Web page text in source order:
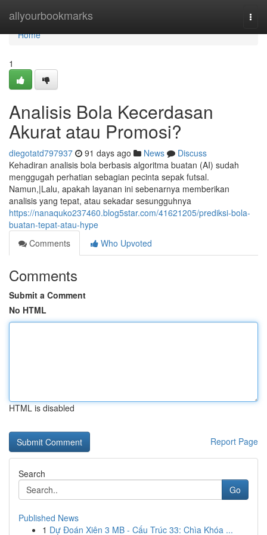
allyourbookmarks
Home
Home
1
Analisis Bola Kecerdasan
Akurat atau Promosi?
diegotatd797937 91 days ago News
Discuss
Kehadiran analisis bola berbasis algoritma buatan (AI) sudah
menggugah perhatian sebagian pecinta sepak futsal.
Namun,|Lalu, apakah layanan ini sebenarnya memberikan
analisis yang tepat, atau sekadar sesungguhnya
https://nanaquko237460.blog5star.com/41621205/prediksi-bola-
buatan-tepat-atau-hype
Comments
Who Upvoted
Comments
Submit a Comment
No HTML
HTML is disabled
Report Page
Search
Go
Published News
1 Dự Đoán Xiên 3 MB - Cấu Trúc 33: Chìa Khóa ...